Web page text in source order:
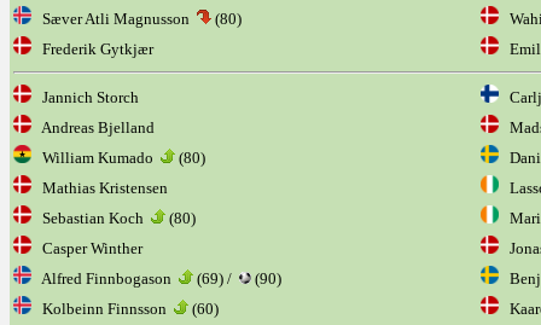
Sæver Atli Magnusson
(80)
Frederik Gytkjær
Jannich Storch
Andreas Bjelland
William Kumado
(80)
Mathias Kristensen
Sebastian Koch
(80)
Casper Winther
Alfred Finnbogason
(69) / (90)
Kolbeinn Finnsson
(60)